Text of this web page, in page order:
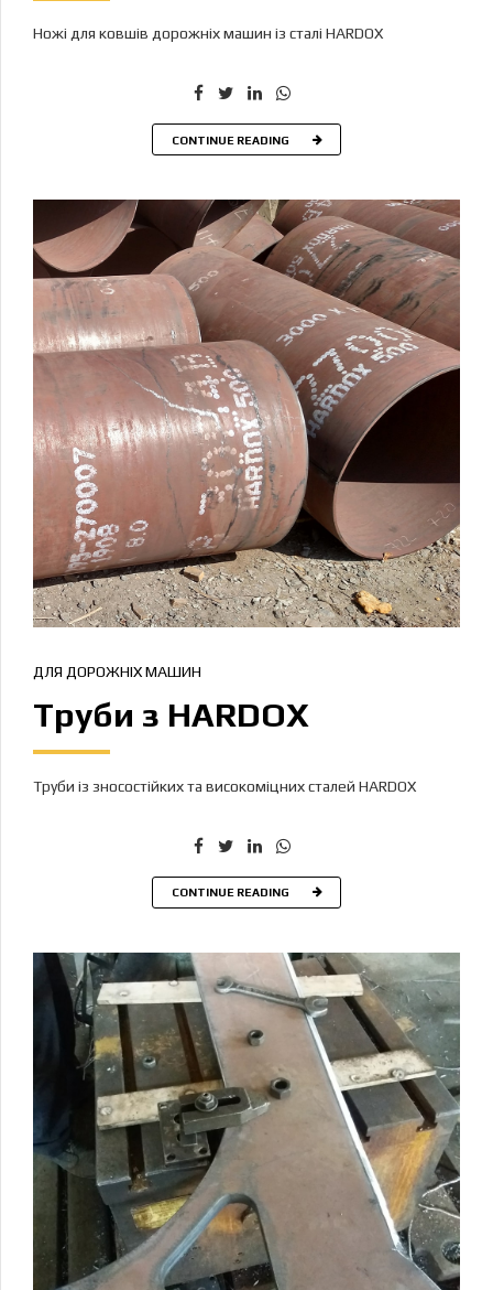
Ножі для ковшів дорожніх машин із сталі HARDOX
CONTINUE READING
ДЛЯ ДОРОЖНІХ МАШИН
Труби з HARDOX
Труби із зносостійких та високоміцних сталей HARDOX
CONTINUE READING